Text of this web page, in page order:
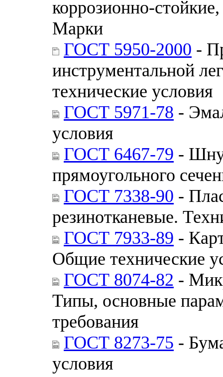
коррозионно-
Марки
ГОСТ 5950-2000 -
инструментальной
технические условия
ГОСТ 5971-78 -
условия
ГОСТ 6467-79 -
прямоугольного
ГОСТ 7338-90 -
резинотканевые.
ГОСТ 7933-89 -
Общие технические
ГОСТ 8074-82 -
Типы, основные
требования
ГОСТ 8273-75 -
условия